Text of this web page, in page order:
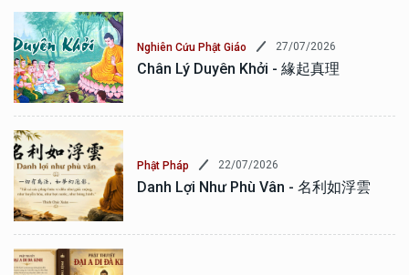
Nghiên Cứu Phật Giáo 27/07/2026
Chân Lý Duyên Khởi - 緣起真理
Phật Pháp 22/07/2026
Danh Lợi Như Phù Vân - 名利如浮雲